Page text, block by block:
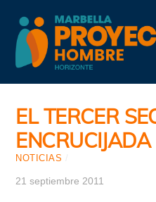
content
EL TERCER
ENCRUCIJADA
NOTICIAS
21 septiembre 2011